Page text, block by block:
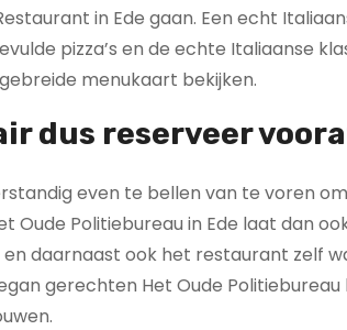
in Ede gaan. Een echt
pizza’s en de echte Italiaanse
menukaart bekijken.
dus reserveer
even te bellen van te voren
Politiebureau in Ede laat dan
daarnaast ook het restaurant zelf
gerechten Het Oude Politiebureau